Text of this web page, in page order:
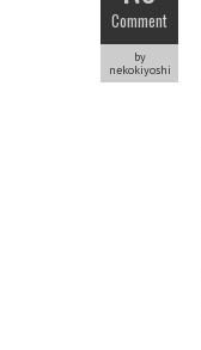
Comment
by
nekokiyoshi